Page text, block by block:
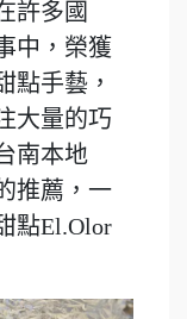
許多國
中，榮獲
點手藝，
大量的巧
南本地
推薦，一
點El.Olor